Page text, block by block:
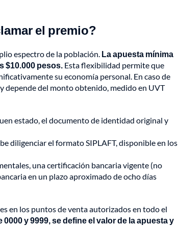
el premio?
espectro de la población. La apuesta mínima
$10.000 pesos. Esta flexibilidad permite que
su economía personal. En caso de
depende del monto obtenido, medido en UVT
estado, el documento de identidad original y
diligenciar el formato SIPLAFT, disponible en los
una certificación bancaria vigente (no
en un plazo aproximado de ocho días
en los puntos de venta autorizados en todo el
y 9999, se define el valor de la apuesta y